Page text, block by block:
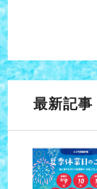
最新記事